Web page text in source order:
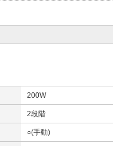
200W
2段階
○(手動)